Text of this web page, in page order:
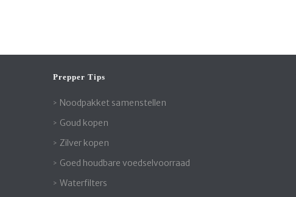
Prepper Tips
Noodpakket samenstellen
Goud kopen
Zilver kopen
Goed houdbare voedselvoorraad
Waterfilters